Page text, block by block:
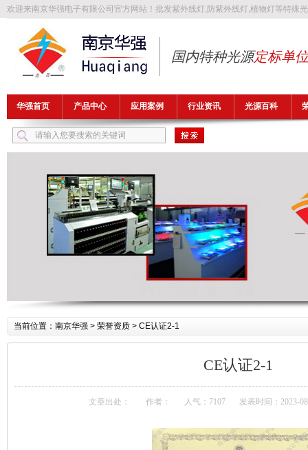
欢迎来南京华强电子有限公司官方网站！批发紫外线灯, 防紫外线灯,植物灯等特殊
国内特种光源定标单位
华强首页 产品中心 应用案例 行业资讯 光源百科
FLB1149T5UV32A-H1，H-FLB1700T5UV32A-H2
当前位置： 南京华强 > 荣誉资质 > CE认证2-1
CE认证2-1
文章出处： 作者： 人气：7107 发表时间：2023-